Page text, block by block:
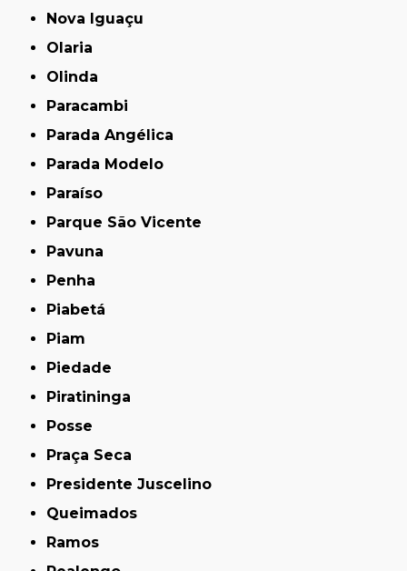
Nova Iguaçu
Olaria
Olinda
Paracambi
Parada Angélica
Parada Modelo
Paraíso
Parque São Vicente
Pavuna
Penha
Piabetá
Piam
Piedade
Piratininga
Posse
Praça Seca
Presidente Juscelino
Queimados
Ramos